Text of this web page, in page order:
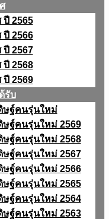
ปี 2565
ปี 2566
ปี 2567
ปี 2568
ปี 2569
รับ
ษฐ์คนรุ่นใหม่
ษฐ์คนรุ่นใหม่ 2569
ษฐ์คนรุ่นใหม่ 2568
ษฐ์คนรุ่นใหม่ 2567
ษฐ์คนรุ่นใหม่ 2566
ษฐ์คนรุ่นใหม่ 2565
ษฐ์คนรุ่นใหม่ 2564
ษฐ์คนรุ่นใหม่ 2563